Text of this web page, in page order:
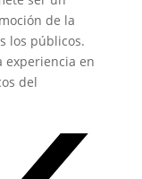
de la
los públicos.
experiencia en
del